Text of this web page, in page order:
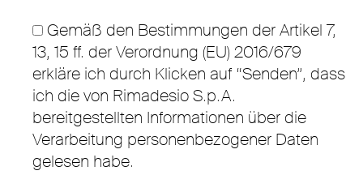
Gemäß den Bestimmungen der Artikel 7,
13, 15 ff. der Verordnung (EU) 2016/679
erkläre ich durch Klicken auf “Senden”, dass
ich die von Rimadesio S.p.A.
bereitgestellten Informationen über die
Verarbeitung personenbezogener Daten
gelesen habe.